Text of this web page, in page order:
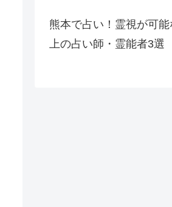
熊本で占い！霊視が可
上の占い師・霊能者3選